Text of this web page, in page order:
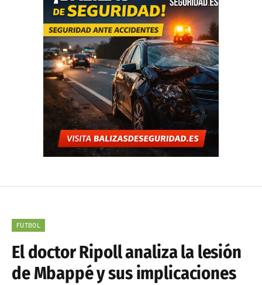
FÚTBOL
El doctor Ripoll analiza la lesión
de Mbappé y sus implicaciones